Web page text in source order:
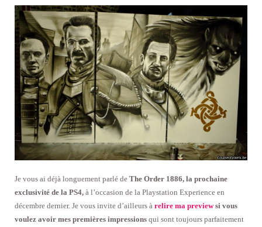
Je vous ai déjà longuement parlé de The Order 1886, la prochaine
exclusivité de la PS4, à l’occasion de la Playstation Experience en
décembre dernier. Je vous invite d’ailleurs à relire ma previewsi vous
voulez avoir mes premières impressions qui sont toujours parfaitement